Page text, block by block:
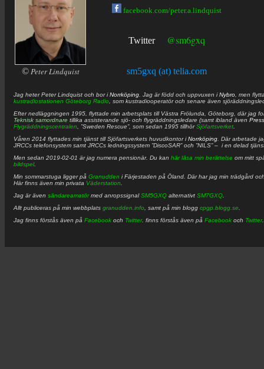
© Peter Lindquist
facebook.com/peter.a.lindquist
Twitter @sm6gxq
sm5gxq (at) telia.com
Jag heterPeter Lindquist och bor iNorrköping . Jag är född och uppvuxen iNybro , men
kustradiostationen Göteborg Radio , som kustradiooperatör och senare även
Efter nedläggningen 1995, flyttade min arbetsplats till Västra Frölunda, Göteborg, där jag
Teknisk samordnare tillika assisterande sjö- och flygräddningsledare (samt ibland även
Flygräddningscentralen , ”Sweden Rescue”, som sedan 1995 tillhörSjöfartsverket
Våren 2014 flyttades min tjänst till Sjöfartsverkets huvudkontor iNorrköping . Där arbetade
JRCCs telefonsystem samt JRCCs ledningssystem ”DiscoSAR” och ”NILS” – i en delad
Men sedan 2019-02-01 är jag numera pensionär. Du kan här läsa min berättelse om mitt
bildspel.
Min sommarstuga ligger på Granudden i Färjestaden på Öland. Där har jag min trädgård
Här finns även min privata Väderstation
Jag är även sändareamatörmed anropssignalSM5GXQ alternativt SM7GXQ
Allt publiceras på min webbplats granudden.info , samt på min blogg cpgp.blogg.se
Jag finns förstås även på Facebook och Twitter. finns förstås även på Facebook och Twitter.